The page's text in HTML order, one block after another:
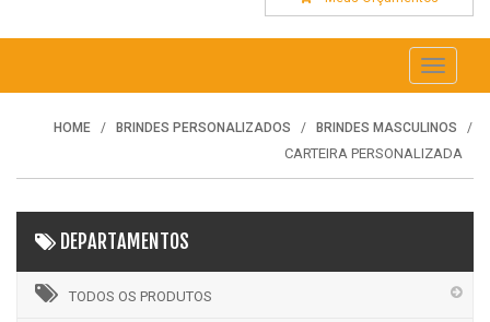
Toggle
HOME BRINDES PERSONALIZADOS BRINDES MASCULINOS
CARTEIRA PERSONALIZADA
DEPARTAMENTOS
TODOS OS PRODUTOS